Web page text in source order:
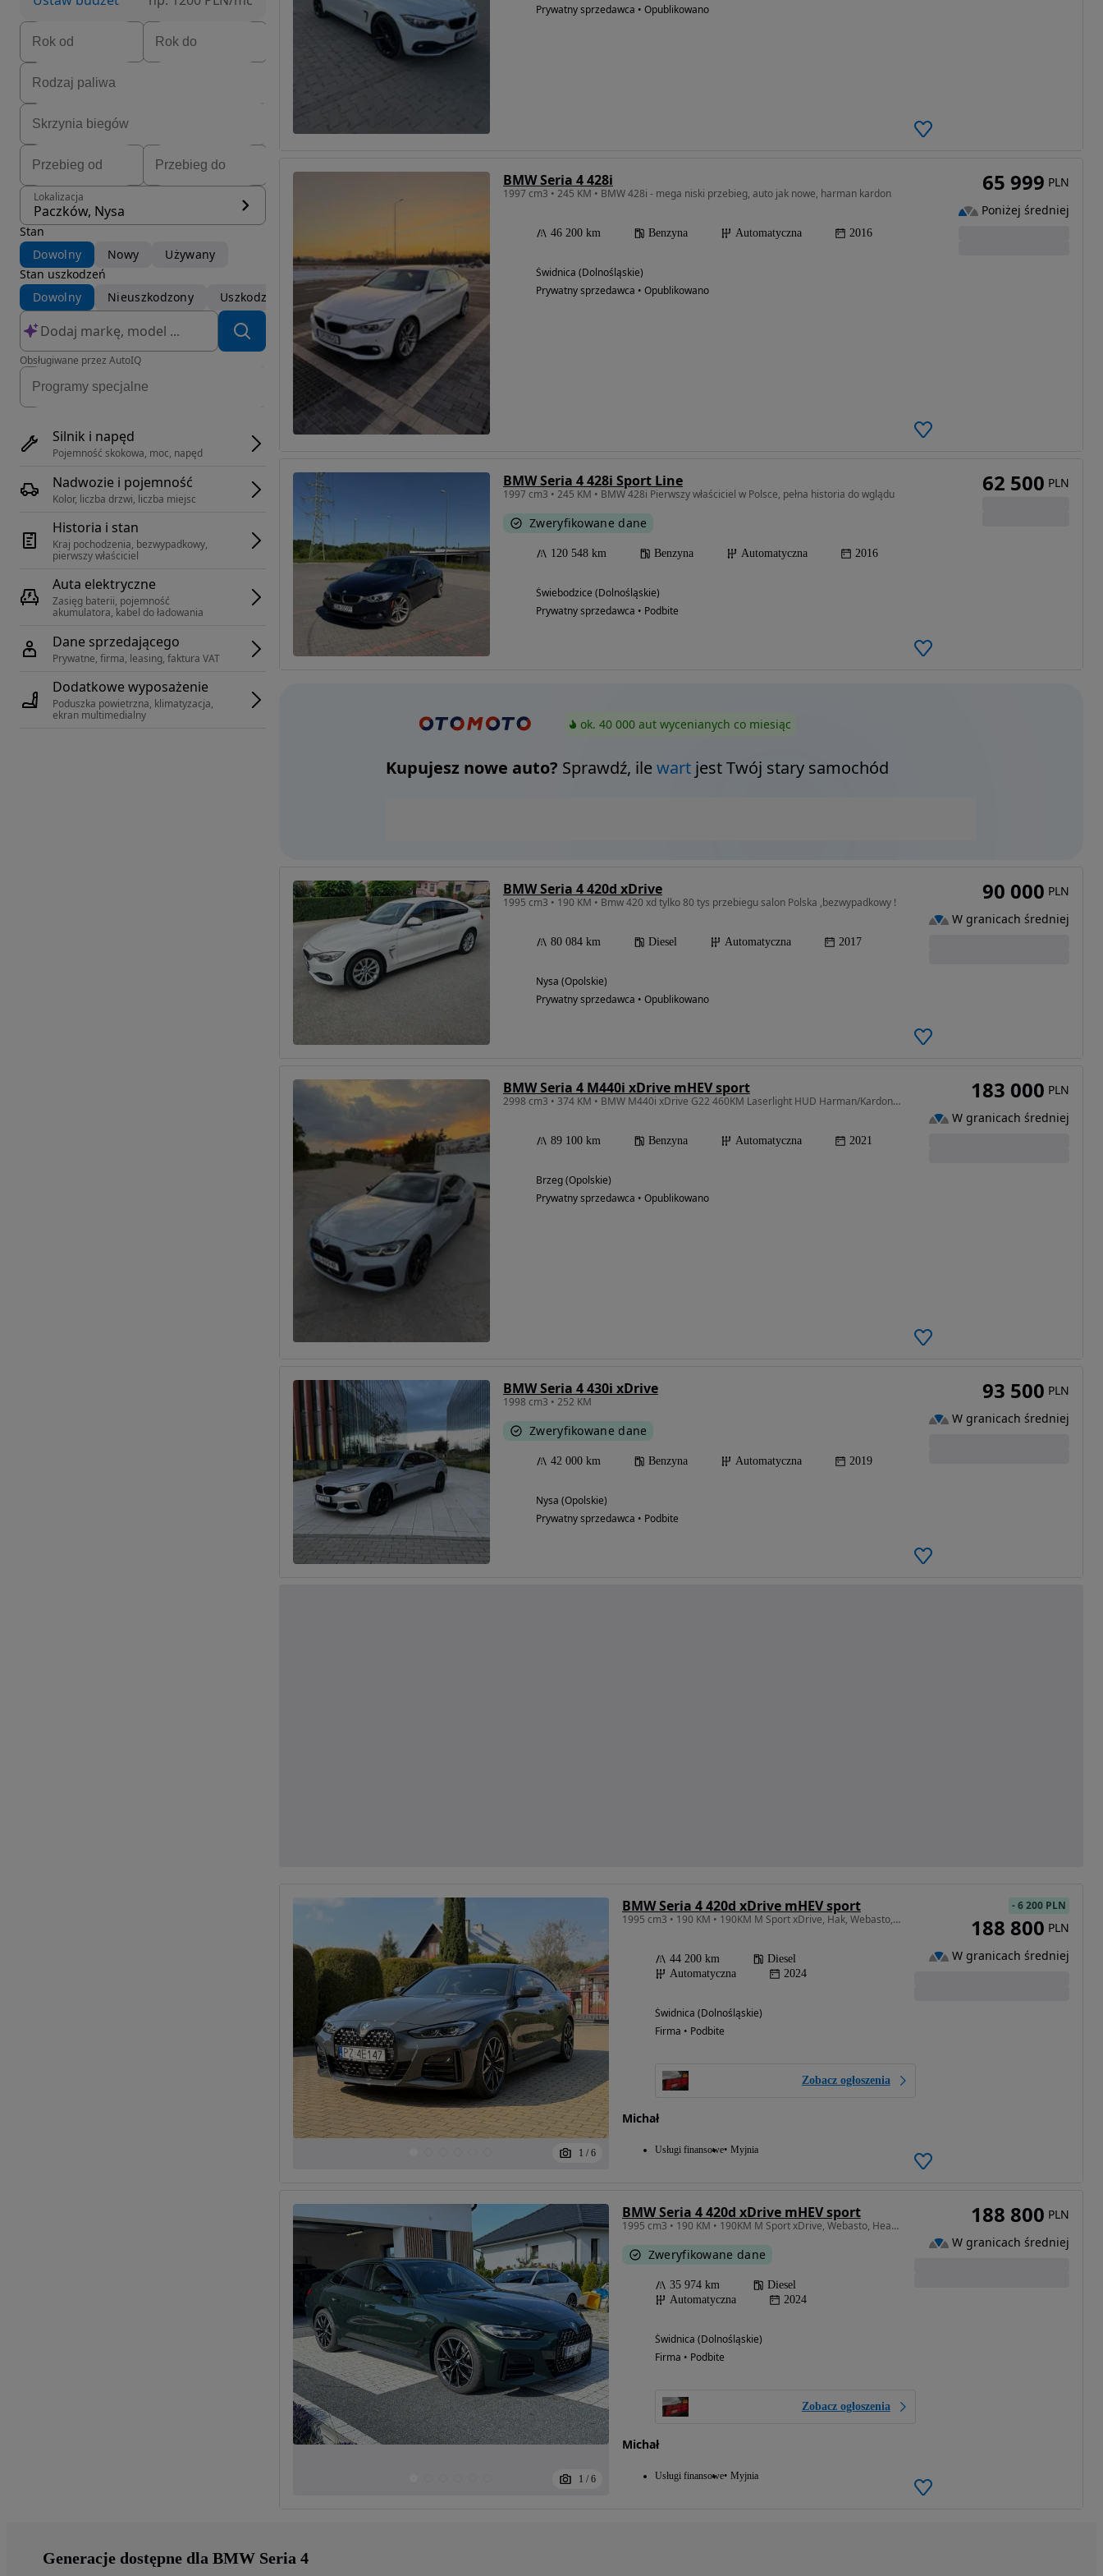
Lokalizacja
Paczków, Nysa
Stan
Dowolny
Nowy
Używany
Stan uszkodzeń
Dowolny
Nieuszkodzony Uszkodzony
Obsługiwane przez AutoIQ
Silnik i napęd
Pojemność skokowa, moc, napęd
Nadwozie i pojemność
Kolor, liczba drzwi, liczba miejsc
Historia i stan
Kraj pochodzenia, bezwypadkowy,
pierwszy właściciel
Auta elektryczne
Zasięg baterii, pojemność
akumulatora, kabel do ładowania
Dane sprzedającego
Prywatne, firma, leasing, faktura VAT
Dodatkowe wyposażenie
Poduszka powietrzna, klimatyzacja,
ekran multimedialny
Prywatny sprzedawca • Opublikowano
BMW Seria 4 428i
1997 cm3 • 245 KM • BMW 428i - mega niski przebieg, auto jak nowe, harman kardon
46 200 km Benzyna Automatyczna 2016
Świdnica (Dolnośląskie)
Prywatny sprzedawca • Opublikowano
65 999 PLN
Poniżej średniej
BMW Seria 4 428i Sport Line
1997 cm3 • 245 KM • BMW 428i Pierwszy właściciel w Polsce, pełna historia do wglądu
Zweryfikowane dane
120 548 km Benzyna Automatyczna 2016
Świebodzice (Dolnośląskie)
Prywatny sprzedawca • Podbite
62 500 PLN
ok. 40 000 aut wycenianych co miesiąc
Kupujesz nowe auto? Sprawdź, ilewartjest Twój stary samochód
BMW Seria 4 420d xDrive
1995 cm3 • 190 KM • Bmw 420 xd tylko 80 tys przebiegu salon Polska ,bezwypadkowy !
80 084 km Diesel Automatyczna 2017
Nysa (Opolskie)
Prywatny sprzedawca • Opublikowano
90 000 PLN
W granicach średniej
BMW Seria 4 M440i xDrive mHEV sport
2998 cm3 • 374 KM • BMW M440i xDrive G22 460KM Laserlight HUD Harman/Kardon Dach M Sport
89 100 km Benzyna Automatyczna 2021
Brzeg (Opolskie)
Prywatny sprzedawca • Opublikowano
183 000 PLN
W granicach średniej
BMW Seria 4 430i xDrive
1998 cm3 • 252 KM
Zweryfikowane dane
42 000 km Benzyna Automatyczna 2019
Nysa (Opolskie)
Prywatny sprzedawca • Podbite
93 500 PLN
W granicach średniej
1 / 6
BMW Seria 4 420d xDrive mHEV sport
1995 cm3 • 190 KM • 190KM M Sport xDrive, Hak, Webasto, Head Up, 360, Gwar. 03.2027, F 23%
44 200 km
Diesel
Automatyczna
2024
Świdnica (Dolnośląskie)
Firma • Podbite
Zobacz ogłoszenia
Michał
Usługi finansowe Myjnia
-6 200 PLN
188 800 PLN
W granicach średniej
1 / 6
BMW Seria 4 420d xDrive mHEV sport
1995 cm3 • 190 KM • 190KM M Sport xDrive, Webasto, Head Up, 360, Gwar. 03.2027, F vat 23%
Zweryfikowane dane
35 974 km
Diesel
Automatyczna
2024
Świdnica (Dolnośląskie)
Firma • Podbite
Zobacz ogłoszenia
Michał
Usługi finansowe Myjnia
188 800 PLN
W granicach średniej
Generacje dostępne dla BMW Seria 4